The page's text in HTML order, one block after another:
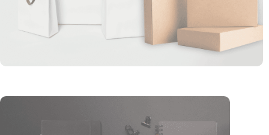
formas, que se pueden ajustar a la imagen corporativa de tu